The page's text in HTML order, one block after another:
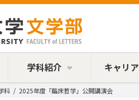
学科紹介 キャリ
科 2025年度「臨床哲学」公開講演会